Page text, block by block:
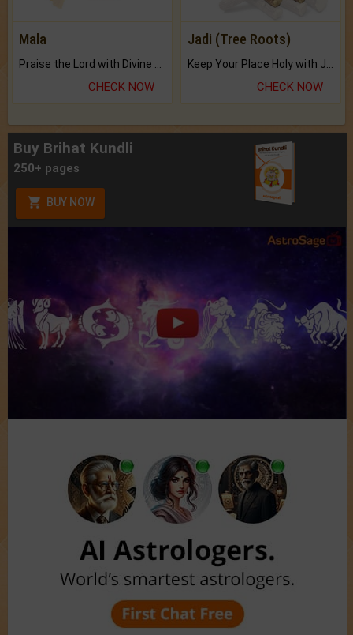
Mala
CHECK NOW
Jadi (Tree Roots)
CHECK NOW
Buy Brihat Kundli
250+ pages
BUY NOW